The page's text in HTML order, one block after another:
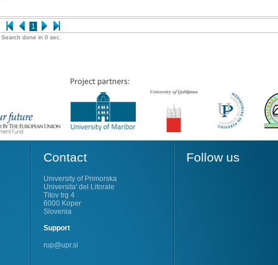
1
Search done in 0 sec.
Contact
University of Primorska
Universita' del Litorale
Titov trg 4
6000 Koper
Slovenia
Support
rup@upr.si
Follow us